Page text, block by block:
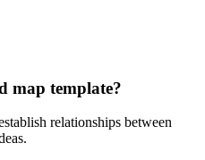
map template?
relationships between